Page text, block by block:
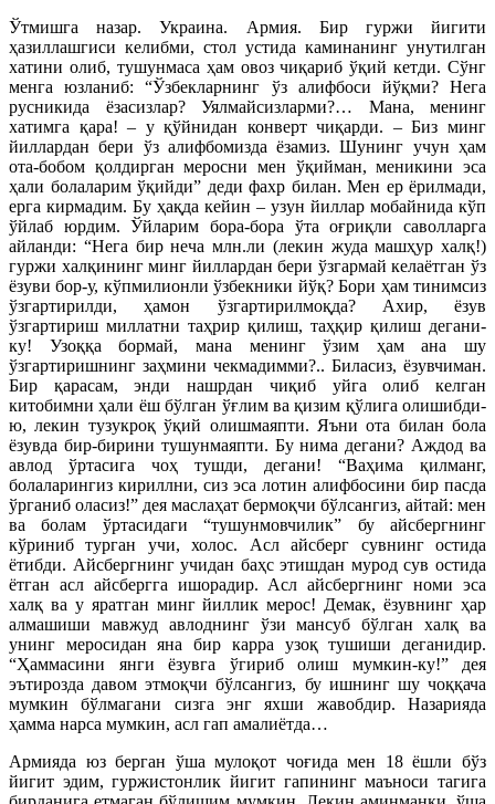
Ўтмишга назар. Украина. Армия. Бир гуржи йигити
ҳазиллашгиси келибми, стол устида каминанинг унутилган
хатини олиб, тушунмаса ҳам овоз чиқариб ўқий кетди. Сўнг
менга юзланиб: “Ўзбекларнинг ўз алифбоси йўқми? Нега
русникида ёзасизлар? Уялмайсизларми?… Мана, менинг
хатимга қара! – у қўйнидан конверт чиқарди. – Биз минг
йиллардан бери ўз алифбомизда ёзамиз. Шунинг учун ҳам
ота-бобом қолдирган меросни мен ўқийман, меникини эса
ҳали болаларим ўқийди” деди фахр билан. Мен ер ёрилмади,
ерга кирмадим. Бу ҳақда кейин – узун йиллар мобайнида кўп
ўйлаб юрдим. Ўйларим бора-бора ўта оғриқли саволларга
айланди: “Нега бир неча млн.ли (лекин жуда машҳур халқ!)
гуржи халқининг минг йиллардан бери ўзгармай келаётган ўз
ёзуви бор-у, кўпмилионли ўзбекники йўқ? Бори ҳам тинимсиз
ўзгартирилди, ҳамон ўзгартирилмоқда? Ахир, ёзув
ўзгартириш миллатни таҳрир қилиш, таҳқир қилиш дегани-
ку! Узоққа бормай, мана менинг ўзим ҳам ана шу
ўзгартиришнинг заҳмини чекмадимми?.. Биласиз, ёзувчиман.
Бир қарасам, энди нашрдан чиқиб уйга олиб келган
китобимни ҳали ёш бўлган ўғлим ва қизим қўлига олишибди-
ю, лекин тузукроқ ўқий олишмаяпти. Яъни ота билан бола
ёзувда бир-бирини тушунмаяпти. Бу нима дегани? Аждод ва
авлод ўртасига чоҳ тушди, дегани! “Ваҳима қилманг,
болаларингиз кириллни, сиз эса лотин алифбосини бир пасда
ўрганиб оласиз!” дея маслаҳат бермоқчи бўлсангиз, айтай: мен
ва болам ўртасидаги “тушунмовчилик” бу айсбергнинг
кўриниб турган учи, холос. Асл айсберг сувнинг остида
ётибди. Айсбергнинг учидан баҳс этишдан мурод сув остида
ётган асл айсбергга ишорадир. Асл айсбергнинг номи эса
халқ ва у яратган минг йиллик мерос! Демак, ёзувнинг ҳар
алмашиши мавжуд авлоднинг ўзи мансуб бўлган халқ ва
унинг меросидан яна бир карра узоқ тушиши деганидир.
“Ҳаммасини янги ёзувга ўгириб олиш мумкин-ку!” дея
эътирозда давом этмоқчи бўлсангиз, бу ишнинг шу чоққача
мумкин бўлмагани сизга энг яхши жавобдир. Назарияда
ҳамма нарса мумкин, асл гап амалиётда…
Армияда юз берган ўша мулоқот чоғида мен 18 ёшли бўз
йигит эдим, гуржистонлик йигит гапининг маъноси тагига